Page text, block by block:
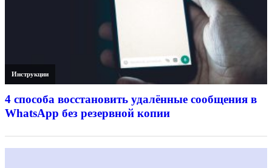
Инструкции
4 способа восстановить удалённые сообщения в
WhatsApp без резервной копии